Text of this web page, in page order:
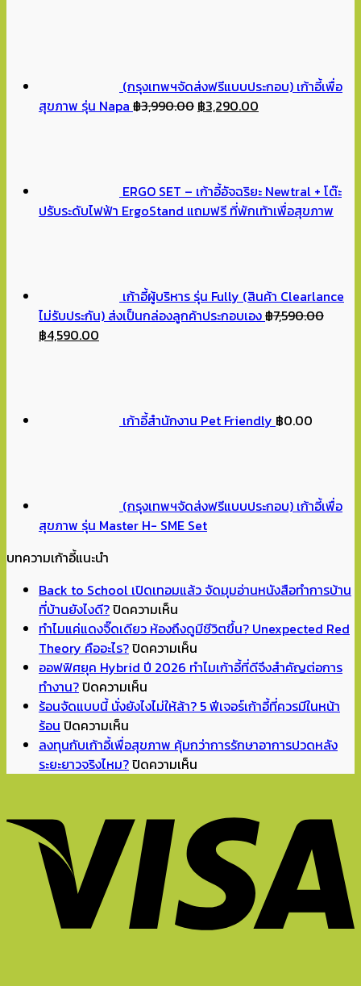
(กรุงเทพฯจัดส่งฟรีแบบประกอบ) เก้าอี้เพื่อ
สุขภาพ รุ่น Napa ฿3,990.00 Original
฿3,290.00
ERGO SET – เก้าอี้อัจฉริยะ Newtral + โต๊ะ
ปรับระดับไฟฟ้า ErgoStand แถมฟรี ที่พักเท้าเพื่อสุขภาพ
เก้าอี้ผู้บริหาร รุ่น Fully (สินค้า Clearlance
ไม่รับประกัน) ส่งเป็นกล่องลูกค้าประกอบเอง฿7,590.00
Original
฿4,590.00
เก้าอี้สำนักงาน Pet Friendly ฿0.00
(กรุงเทพฯจัดส่งฟรีแบบประกอบ) เก้าอี้เพื่อ
สุขภาพ รุ่น Master H- SME Set
บทความเก้าอี้แนะนำ
Back to School เปิดเทอมแล้ว จัดมุมอ่านหนังสือทำการบ้าน
ที่บ้านยังไงดี?ปิดความเห็น
Back
to
School
เทอม
จัด
มุม
ทำการ
บ้าน
บ้าน
ยัง
ทำไมแค่แดงจิ๊ดเดียว ห้องถึงดูมีชีวิตขึ้น? Unexpected Red
Theory คืออะไร?ปิดความเห็น
ทำไม
แดง
เดียว
มี
ชีวิต
ขึ้น?
Unexpected
Theory
ออฟฟิศยุค Hybrid ปี 2026 ทำไมเก้าอี้ที่ดีจึงสำคัญต่อการ
ทำงาน?ปิดความเห็น
ออฟฟิศ
Hybrid
ปี
เก้าอี้
สำคัญ
ต่อ
ร้อนจัดแบบนี้ นั่งยังไงไม่ให้ล้า? 5 ฟีเจอร์เก้าอี้ที่ควรมีในหน้า
ร้อน ปิดความเห็น
ร้อน
จัด
นั่ง
ยัง
ไง
ไม่
ให้
ล้า?
ลงทุนกับเก้าอี้เพื่อสุขภาพ คุ้มกว่าการรักษาอาการปวดหลัง
ระยะยาวจริงไหม?ปิดความเห็น
เก้าอี้
เพื่อ
สุขภาพ
คุ้ม